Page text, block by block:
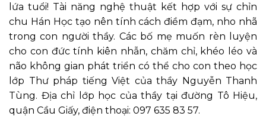
lứa tuổi! Tài năng nghệ thuật kết hợp với sự chỉn
chu Hán Học tạo nên tính cách điềm đạm, nho nhã
trong con người thầy. Các bố mẹ muốn rèn luyện
cho con đức tính kiên nhẫn, chăm chỉ, khéo léo và
não không gian phát triển có thể cho con theo học
lớp Thư pháp tiếng Việt của thầy Nguyễn Thanh
Tùng. Địa chỉ lớp học của thầy tại đường Tô Hiệu,
quận Cầu Giấy, điện thoại: 097 635 83 57.